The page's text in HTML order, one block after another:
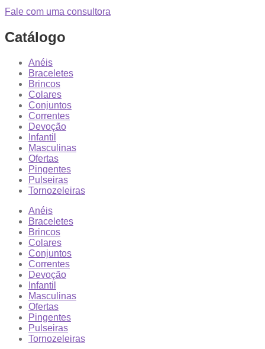
Fale com uma consultora
Catálogo
Anéis
Braceletes
Brincos
Colares
Conjuntos
Correntes
Devoção
Infantil
Masculinas
Ofertas
Pingentes
Pulseiras
Tornozeleiras
Anéis
Braceletes
Brincos
Colares
Conjuntos
Correntes
Devoção
Infantil
Masculinas
Ofertas
Pingentes
Pulseiras
Tornozeleiras